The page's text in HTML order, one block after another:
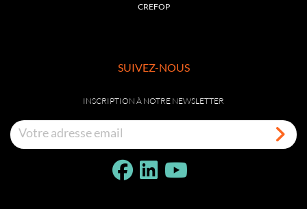
CREFOP
SUIVEZ-NOUS
INSCRIPTION À NOTRE NEWSLETTER